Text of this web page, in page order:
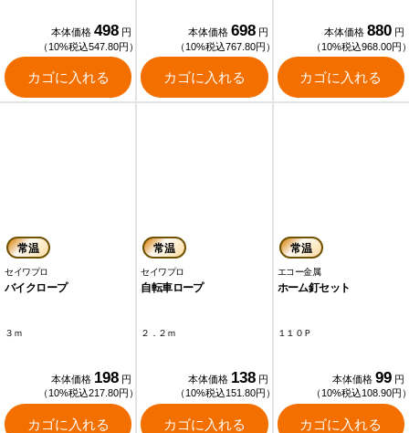
本体価格 498 円
（10%税込547.80円）
カゴに入れる
本体価格 698 円
（10%税込767.80円）
カゴに入れる
本体価格 880 円
（10%税込968.00円
カゴに入れる
常温
セイワプロ
バイクロープ
３ｍ
本体価格 198 円
（10%税込217.80円）
カゴに入れる
常温
セイワプロ
自転車ロープ
２．２ｍ
本体価格 138 円
（10%税込151.80円）
カゴに入れる
常温
エコー金属
ホーム釘セット
１１０Ｐ
本体価格 99 円
（10%税込108.90円
カゴに入れる